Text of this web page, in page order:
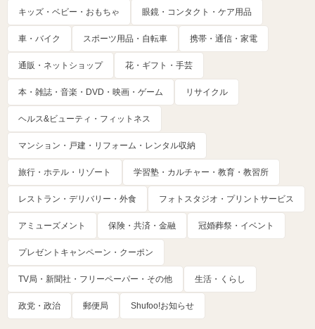
キッズ・ベビー・おもちゃ 眼鏡・コンタクト・ケア用品
車・バイク スポーツ用品・自転車 携帯・通信・家電
通販・ネットショップ 花・ギフト・手芸
本・雑誌・音楽・DVD・映画・ゲーム リサイクル
ヘルス&ビューティ・フィットネス
マンション・戸建・リフォーム・レンタル収納
旅行・ホテル・リゾート 学習塾・カルチャー・教育・教習所
レストラン・デリバリー・外食 フォトスタジオ・プリントサービス
アミューズメント 保険・共済・金融 冠婚葬祭・イベント
プレゼントキャンペーン・クーポン
TV局・新聞社・フリーペーパー・その他 生活・くらし
政党・政治 郵便局 Shufoo!お知らせ